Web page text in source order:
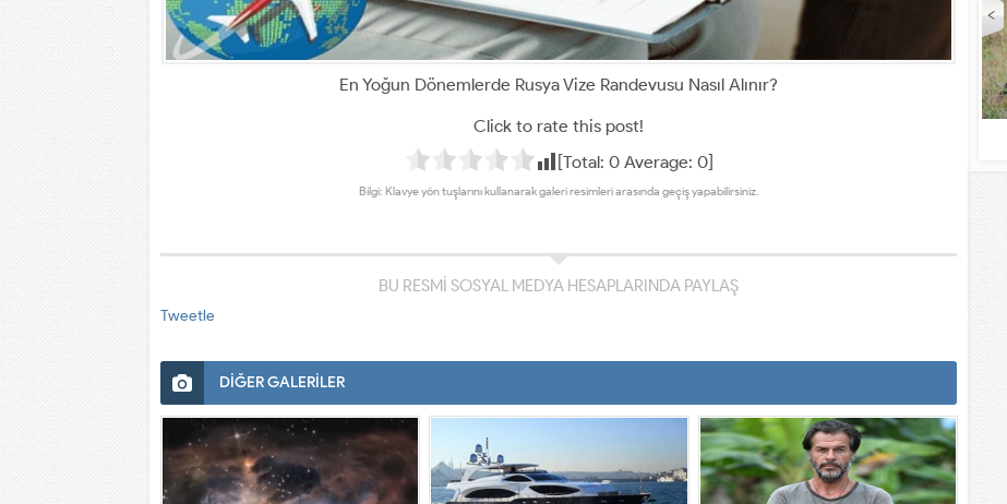
En Yoğun Dönemlerde Rusya Vize Randevusu Nasıl Alınır?
Click to rate this post!
[Total: 0Average: 0]
Bilgi: Klavye yön tuşlarını kullanarak galeri resimleri arasında geçiş yapabilirsiniz.
BU RESMİ SOSYAL MEDYA HESAPLARINDA PAYLAŞ
Tweetle
DİĞER GALERİLER